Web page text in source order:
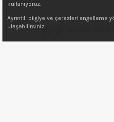
Copyright © 2022
kullanıyoruz.
Ayrıntılı bilgiye ve çerezleri engelleme
ulaşabilirsiniz